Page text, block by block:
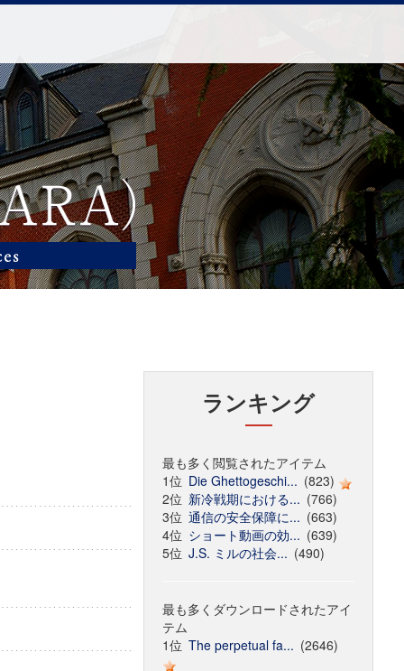
ランキング
最も多く閲覧されたアイテム
1位 Die Ghettogeschi... (823)
2位 新冷戦期における... (766)
3位 通信の安全保障に... (663)
4位 ショート動画の効... (639)
5位 J.S. ミルの社会... (490)
最も多くダウンロードされたアイ
テム
1位 The perpetual fa... (2646)